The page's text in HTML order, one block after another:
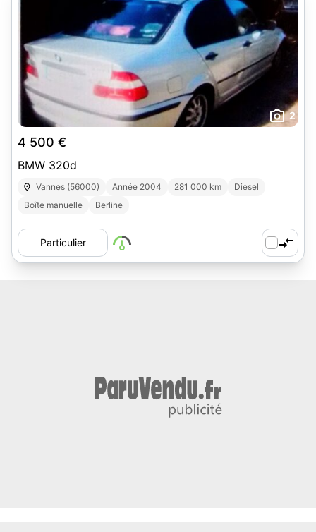
2
4 500 €
BMW 320d
Vannes (56000) Année 2004 281 000 km
Diesel
Boîte manuelle
Berline
Particulier